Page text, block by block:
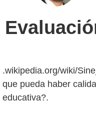
.wikipedia.org/wiki/
que pueda haber
educativa?.